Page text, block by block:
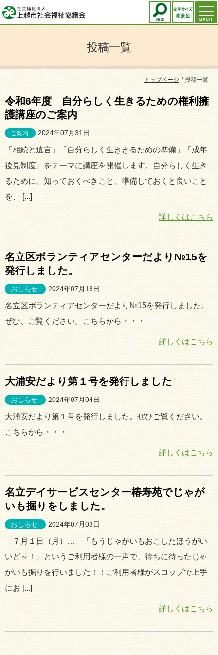
MENU
投稿一覧
トップページ 投稿一覧
令和6年度 自分らしく生きるための権利擁
護講座のご案内
ご案内 2024年07月31日
「相続と遺言」「自分らしく生ききるための準備」「成年
後見制度」をテーマに講座を開催します。自分らしく生き
るために、知っておくべきこと、準備しておくと良いこと
を、 [...]
詳しくはこちら
名立区ボランティアセンターだより№15を
発行しました。
おしらせ 2024年07月18日
名立区ボランティアセンターだより№15を発行しました。
ぜひ、ご覧ください。こちらから・・・
詳しくはこちら
大浦安だより第１号を発行しました
おしらせ 2024年07月04日
大浦安だより第１号を発行しました。ぜひご覧ください。
こちらから・・・
詳しくはこちら
名立デイサービスセンター椿寿苑でじゃが
いも掘りをしました。
おしらせ 2024年07月03日
７月１日（月）… 「もうじゃがいもおこしたほうがい
いど～！」というご利用者様の一声で、待ちに待ったじゃ
がいも掘りを行いました！！ご利用者様がスコップで上手
にお [...]
詳しくはこちら